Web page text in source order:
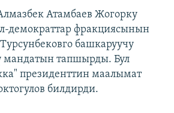
Атамбаев Жогорку
демократтар фракциясынын
башкаруучу
мандатын тапшырды. Бул
президенттин маалымат
билдирди.